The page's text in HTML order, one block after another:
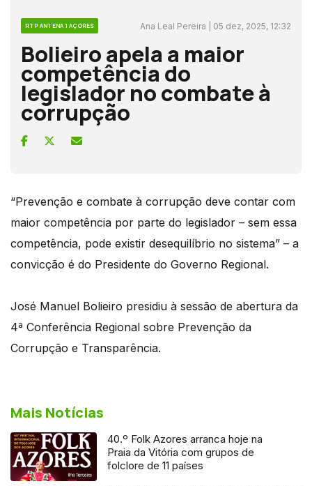
RTP ANTENA 1 AÇORES Ana Leal Pereira | 05 dez, 2025, 12:32
Bolieiro apela a maior
competência do
legislador no combate à
corrupção
“Prevenção e combate à corrupção deve contar com
maior competência por parte do legislador – sem essa
competência, pode existir desequilíbrio no sistema” – a
convicção é do Presidente do Governo Regional.
José Manuel Bolieiro presidiu à sessão de abertura da
4ª Conferência Regional sobre Prevenção da
Corrupção e Transparência.
Mais Notícias
40.º Folk Azores arranca hoje na
Praia da Vitória com grupos de
folclore de 11 países